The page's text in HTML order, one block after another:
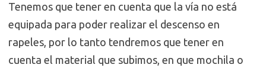
Tenemos que tener en cuenta que la vía no está
equipada para poder realizar el descenso en
rapeles, por lo tanto tendremos que tener en
cuenta el material que subimos, en que mochila o